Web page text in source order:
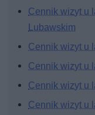
Cennik wizyt u
Lubawskim
Cennik wizyt u
Cennik wizyt u
Cennik wizyt u
Cennik wizyt u